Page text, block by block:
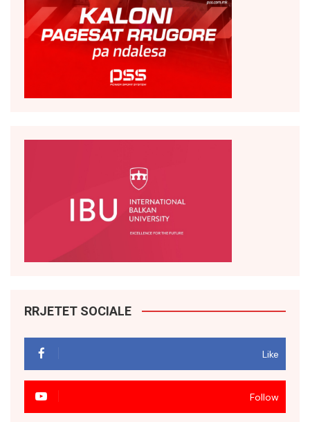
RRJETET SOCIALE
Like
Follow